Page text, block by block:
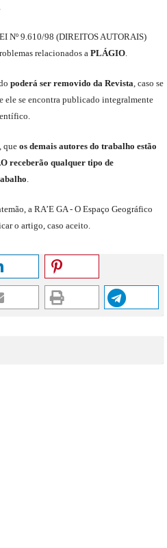
Nº 9.610/98 (DIREITOS AUTORAIS)
relacionados a PLÁGIO.
poderá ser removido da Revista caso se
elese encontra publicado integralmente
que os demais autores do trabalho estão
receberão qualquer tipo de
a RA’E GA - O Espaço Geográfico
o artigo, caso aceito.